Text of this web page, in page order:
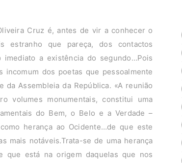
Cruz é, antes de vir a conhecer o
estranho que pareça, dos contactos
a existência do segundo…Pois
dos poetas que pessoalmente
da Assembleia da República. «A reunião
volumes monumentais, constitui uma
do Bem, o Belo e a Verdade –
herança ao Ocidente…de que este
mais notáveis.Trata-se de uma herança
que está na origem daquelas que nos